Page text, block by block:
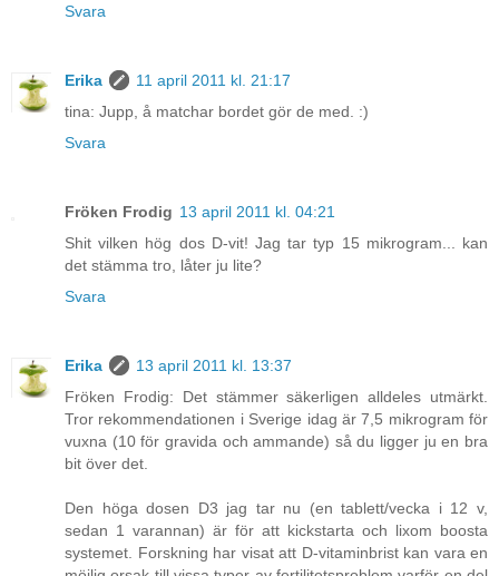
Svara
Erika
11 april 2011 kl. 21:17
tina: Jupp, å matchar bordet gör de med. :)
Svara
Fröken Frodig 13 april 2011 kl. 04:21
Shit vilken hög dos D-vit! Jag tar typ 15 mikrogram... kan
det stämma tro, låter ju lite?
Svara
Erika
13 april 2011 kl. 13:37
Fröken Frodig: Det stämmer säkerligen alldeles utmärkt.
Tror rekommendationen i Sverige idag är 7,5 mikrogram för
vuxna (10 för gravida och ammande) så du ligger ju en bra
bit över det.
Den höga dosen D3 jag tar nu (en tablett/vecka i 12 v,
sedan 1 varannan) är för att kickstarta och lixom boosta
systemet. Forskning har visat att D-vitaminbrist kan vara en